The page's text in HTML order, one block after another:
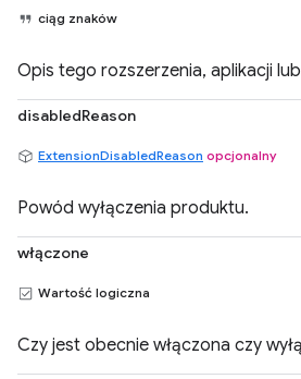
ciąg znaków
Opis tego rozszerzenia, aplikacji
disabledReason
ExtensionDisabledReason opcjonalny
Powód wyłączenia produktu.
włączone
Wartość logiczna
Czy jest obecnie włączona czy